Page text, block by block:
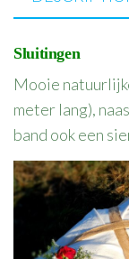
Sluitingen
Mooie
meter lang),
band ook een